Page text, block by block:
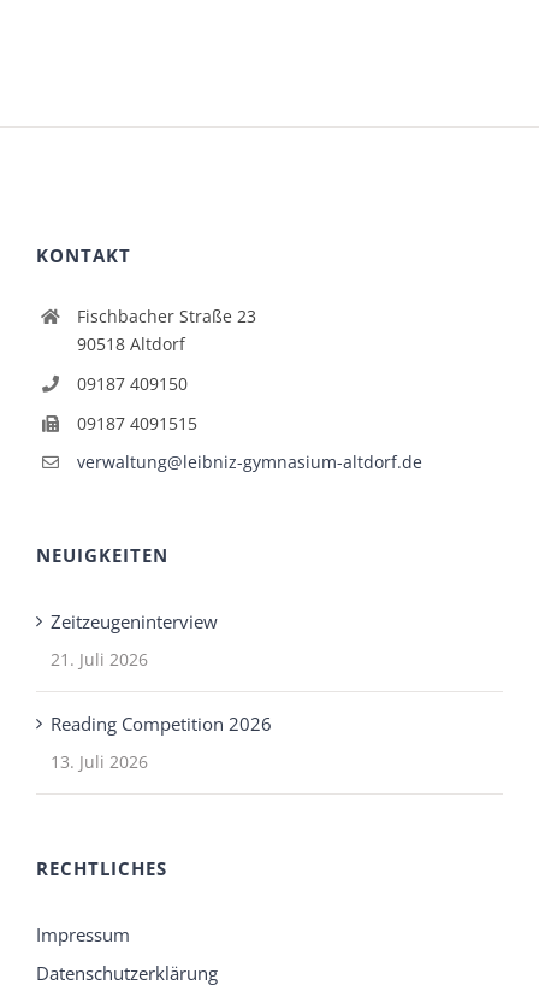
KONTAKT
Fischbacher Straße 23
90518 Altdorf
09187 409150
09187 4091515
verwaltung@leibniz-gymnasium-altdorf.de
NEUIGKEITEN
Zeitzeugeninterview
21. Juli 2026
Reading Competition 2026
13. Juli 2026
RECHTLICHES
Impressum
Datenschutzerklärung